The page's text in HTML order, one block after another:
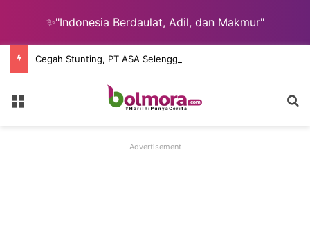
✨"Indonesia Berdaulat, Adil, dan Makmur"
Advertisement